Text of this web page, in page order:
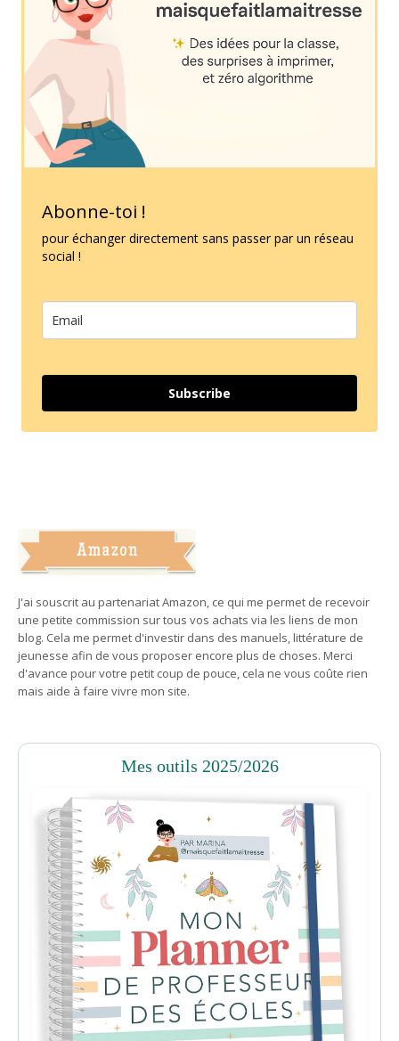
Abonne-toi !
pour échanger directement sans passer par un réseau
social !
Subscribe
J'ai souscrit au partenariat Amazon, ce qui me permet de recevoir
une petite commission sur tous vos achats via les liens de mon
blog. Cela me permet d'investir dans des manuels, littérature de
jeunesse afin de vous proposer encore plus de choses. Merci
d'avance pour votre petit coup de pouce, cela ne vous coûte rien
mais aide à faire vivre mon site.
Mes outils 2025/2026